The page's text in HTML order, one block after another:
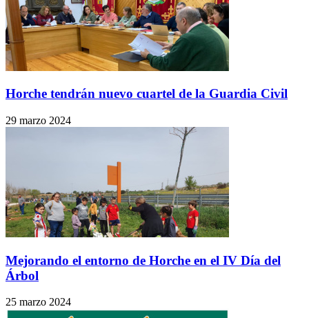
Horche tendrán nuevo cuartel de la Guardia Civil
29 marzo 2024
Mejorando el entorno de Horche en el IV Día del
Árbol
25 marzo 2024